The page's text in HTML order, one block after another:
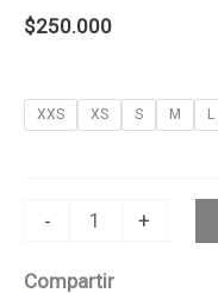
$250.000
XXS XS S M L
- +
Compartir